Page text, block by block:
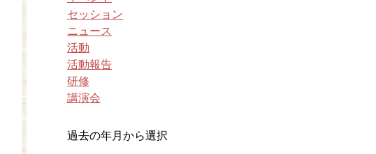
セッション
ニュース
活動
活動報告
研修
講演会
過去の年月から選択